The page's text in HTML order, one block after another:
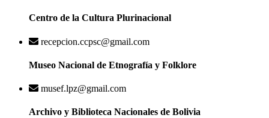
Centro de la Cultura Plurinacional
recepcion.ccpsc@gmail.com
Museo Nacional de Etnografía y Folklore
musef.lpz@gmail.com
Archivo y Biblioteca Nacionales de Bolivia